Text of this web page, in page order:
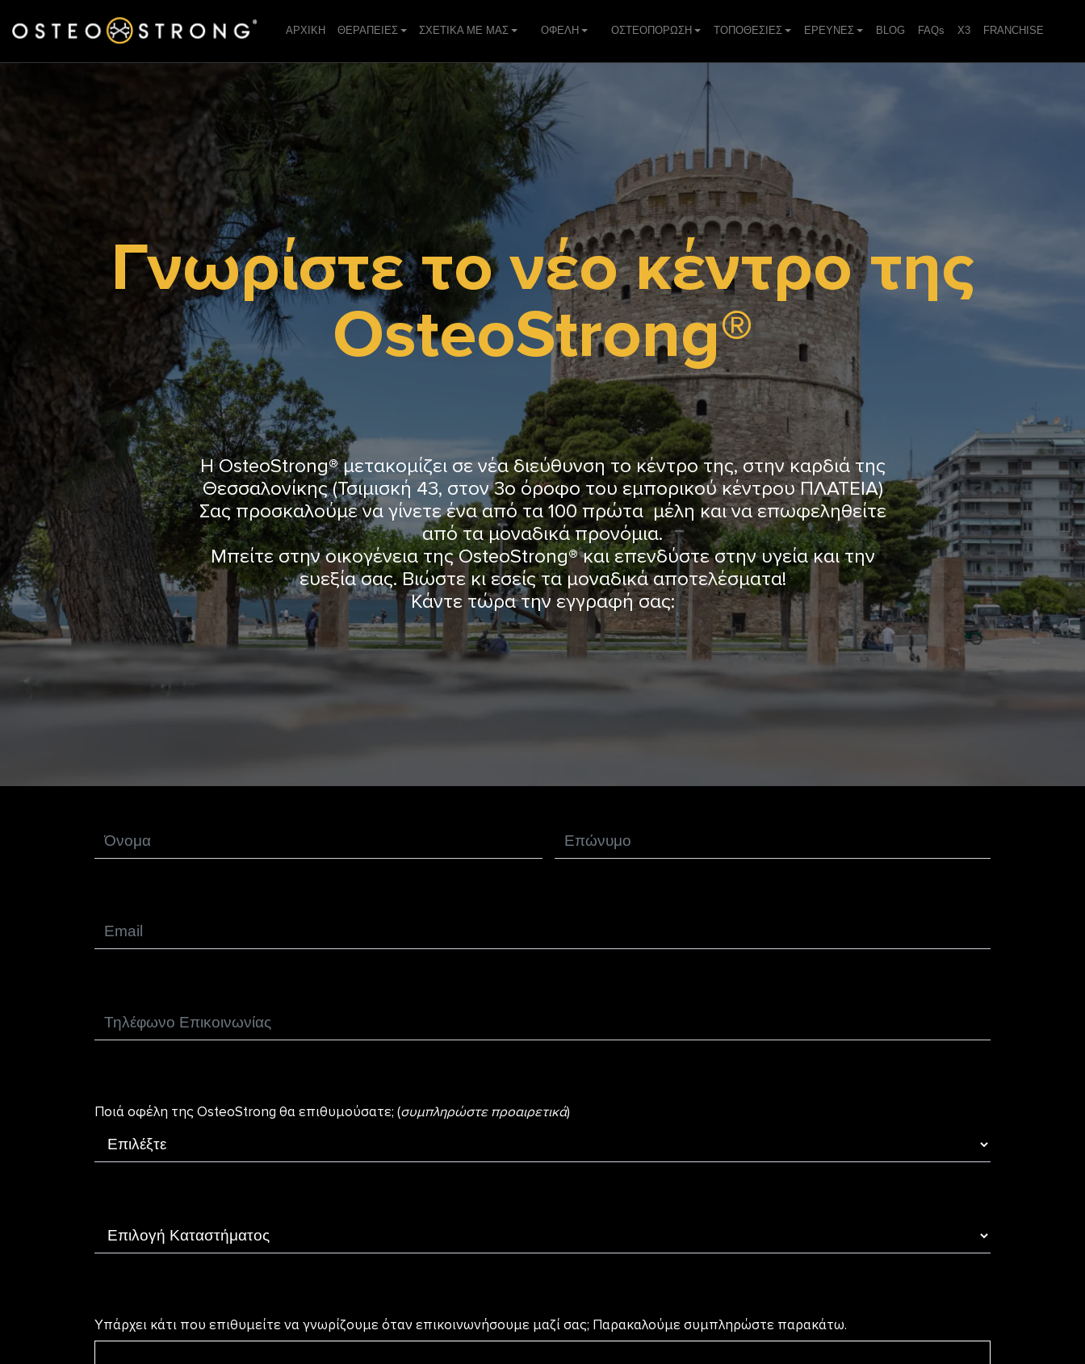
ΑΡΧΙΚΗ ΘΕΡΑΠΕIΕΣ ΣΧΕΤΙΚΑ ΜΕ ΜΑΣ ΟΦΕΛΗ ΟΣΤΕΟΠΟΡΩΣΗ ΤΟΠΟΘΕΣΙΕΣ ΕΡΕΥΝΕΣ BLOG FAQs X3 FRANCHISE
Γνωρίστε το νέο κέντρο της
OsteoStrong®
Η OsteoStrong® μετακομίζει σε νέα διεύθυνση το κέντρο της, στην καρδιά της
Θεσσαλονίκης (Τσιμισκή 43, στον 3ο όροφο του εμπορικού κέντρου ΠΛΑΤΕΙΑ)
Σας προσκαλούμε να γίνετε ένα από τα 100 πρώτα μέλη και να επωφεληθείτε
από τα μοναδικά προνόμια.
Μπείτε στην οικογένεια της OsteoStrong® και επενδύστε στην υγεία και την
ευεξία σας. Βιώστε κι εσείς τα μοναδικά αποτελέσματα!
Κάντε τώρα την εγγραφή σας:
Ποιά οφέλη της OsteoStrong θα επιθυμούσατε; (συμπληρώστε προαιρετικά)
Υπάρχει κάτι που επιθυμείτε να γνωρίζουμε όταν επικοινωνήσουμε μαζί σας; Παρακαλούμε συμπληρώστε παρακάτω.